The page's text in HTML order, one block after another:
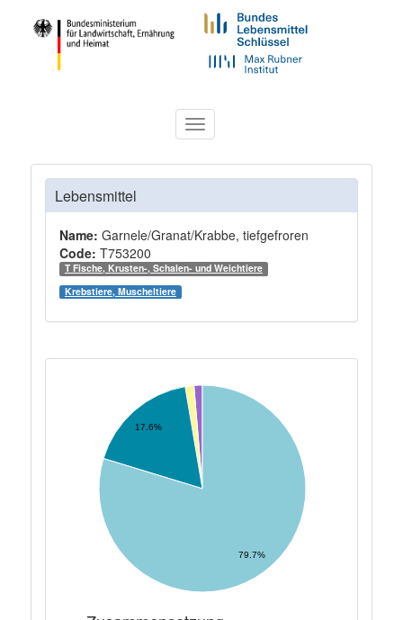
Toggle
navigation
Lebensmittel
Name: Garnele/Granat/Krabbe, tiefgefroren
Code: T753200
T Fische, Krusten-, Schalen- und Weichtiere
Krebstiere, Muscheltiere
17.6%
79.7%